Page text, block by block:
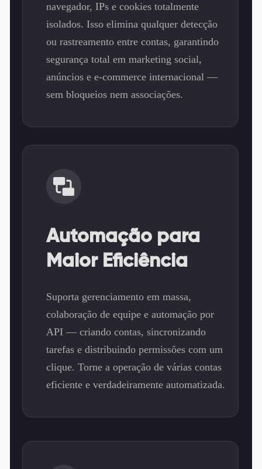
navegador, IPs e cookies totalmente
isolados. Isso elimina qualquer detecção
ou rastreamento entre contas, garantindo
segurança total em marketing social,
anúncios e e-commerce internacional —
sem bloqueios nem associações.
Automação para
Maior Eficiência
Suporta gerenciamento em massa,
colaboração de equipe e automação por
API — criando contas, sincronizando
tarefas e distribuindo permissões com um
clique. Torne a operação de várias contas
eficiente e verdadeiramente automatizada.